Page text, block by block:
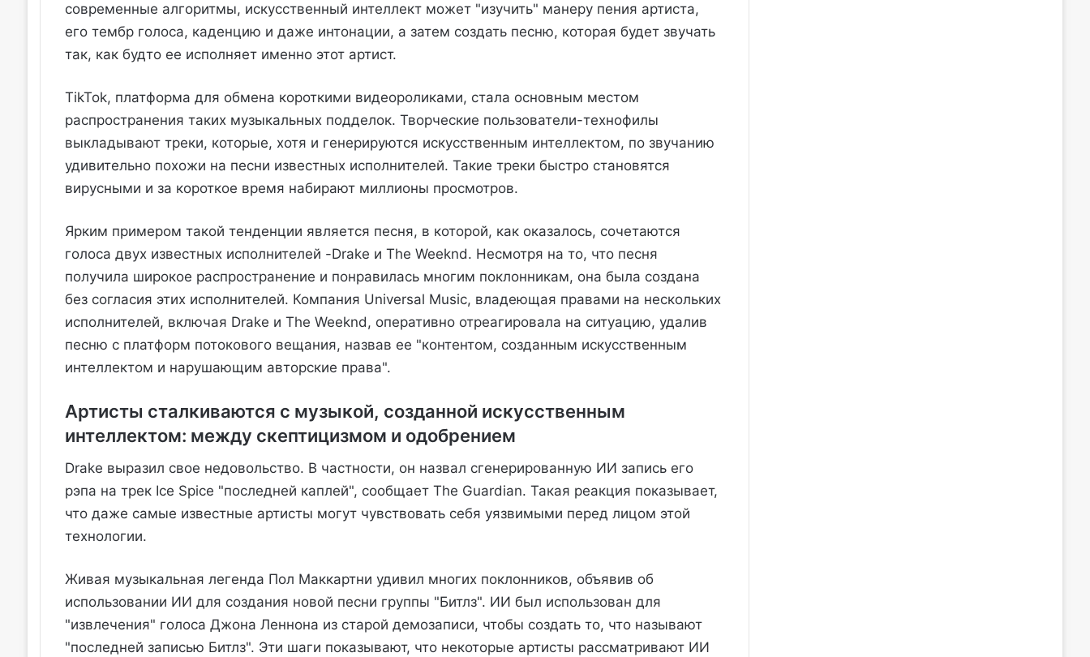
современные алгоритмы, искусственный интеллект может "изучить" манеру пения артиста,
его тембр голоса, каденцию и даже интонации, а затем создать песню, которая будет звучать
так, как будто ее исполняет именно этот артист.
TikTok, платформа для обмена короткими видеороликами, стала основным местом
распространения таких музыкальных подделок. Творческие пользователи-технофилы
выкладывают треки, которые, хотя и генерируются искусственным интеллектом, по звучанию
удивительно похожи на песни известных исполнителей. Такие треки быстро становятся
вирусными и за короткое время набирают миллионы просмотров.
Ярким примером такой тенденции является песня, в которой, как оказалось, сочетаются
голоса двух известных исполнителей -Drake и The Weeknd. Несмотря на то, что песня
получила широкое распространение и понравилась многим поклонникам, она была создана
без согласия этих исполнителей. Компания Universal Music, владеющая правами на нескольких
исполнителей, включая Drake и The Weeknd, оперативно отреагировала на ситуацию, удалив
песню с платформ потокового вещания, назвав ее "контентом, созданным искусственным
интеллектом и нарушающим авторские права".
Артисты сталкиваются с музыкой, созданной искусственным
интеллектом: между скептицизмом и одобрением
Drake выразил свое недовольство. В частности, он назвал сгенерированную ИИ запись его
рэпа на трек Ice Spice "последней каплей", сообщает The Guardian. Такая реакция показывает,
что даже самые известные артисты могут чувствовать себя уязвимыми перед лицом этой
технологии.
Живая музыкальная легенда Пол Маккартни удивил многих поклонников, объявив об
использовании ИИ для создания новой песни группы "Битлз". ИИ был использован для
"извлечения" голоса Джона Леннона из старой демозаписи, чтобы создать то, что называют
"последней записью Битлз". Эти шаги показывают, что некоторые артисты рассматривают ИИ